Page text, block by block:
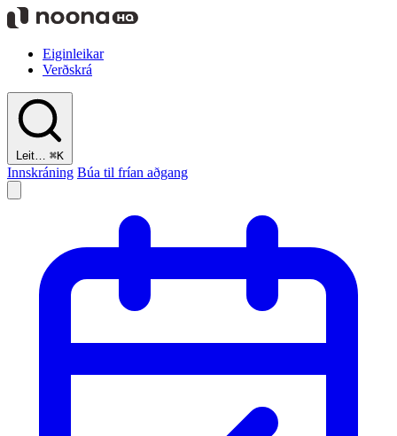
Eiginleikar
Verðskrá
Leit… ⌘K
Innskráning Búa til frían aðgang